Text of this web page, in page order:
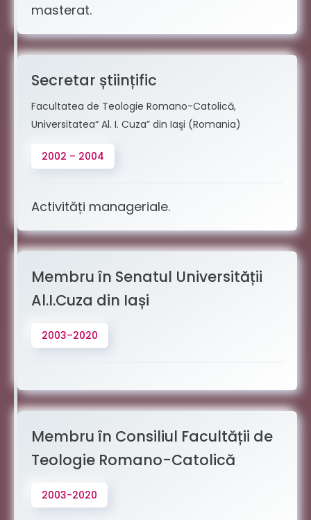
masterat.
Secretar științific
Facultatea de Teologie Romano-Catolică,
Universitatea“ Al. I. Cuza” din Iaşi (Romania)
2002 – 2004
Activități manageriale.
Membru în Senatul Universității
Al.I.Cuza din Iași
2003–2020
Membru în Consiliul Facultății de
Teologie Romano-Catolică
2003-2020